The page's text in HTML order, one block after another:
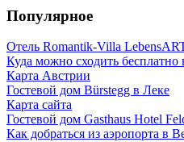
Популярное
Отель Romantik-Villa
Куда можно сходить бесплатно
Карта Австрии
Гостевой дом Bürstegg в Леке
Карта сайта
Гостевой дом Gasthaus Hotel
Как добраться из аэропорта в